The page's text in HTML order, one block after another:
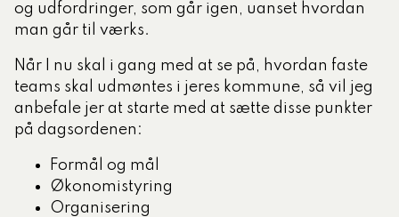
og udfordringer, som går igen, uanset hvordan
man går til værks.
Når I nu skal i gang med at se på, hvordan faste
teams skal udmøntes i jeres kommune, så vil jeg
anbefale jer at starte med at sætte disse punkter
på dagsordenen:
Formål og mål
Økonomistyring
Organisering